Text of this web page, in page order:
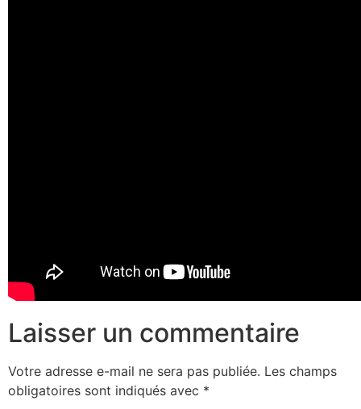
Laisser un commentaire
Votre adresse e-mail ne sera pas publiée. Les champs
obligatoires sont indiqués avec *